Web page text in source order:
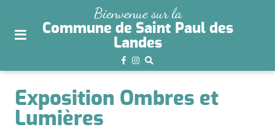
site
aller au
Bienvenue sur la
Commune de Saint Paul des
Landes
Exposition Ombres et
Lumières